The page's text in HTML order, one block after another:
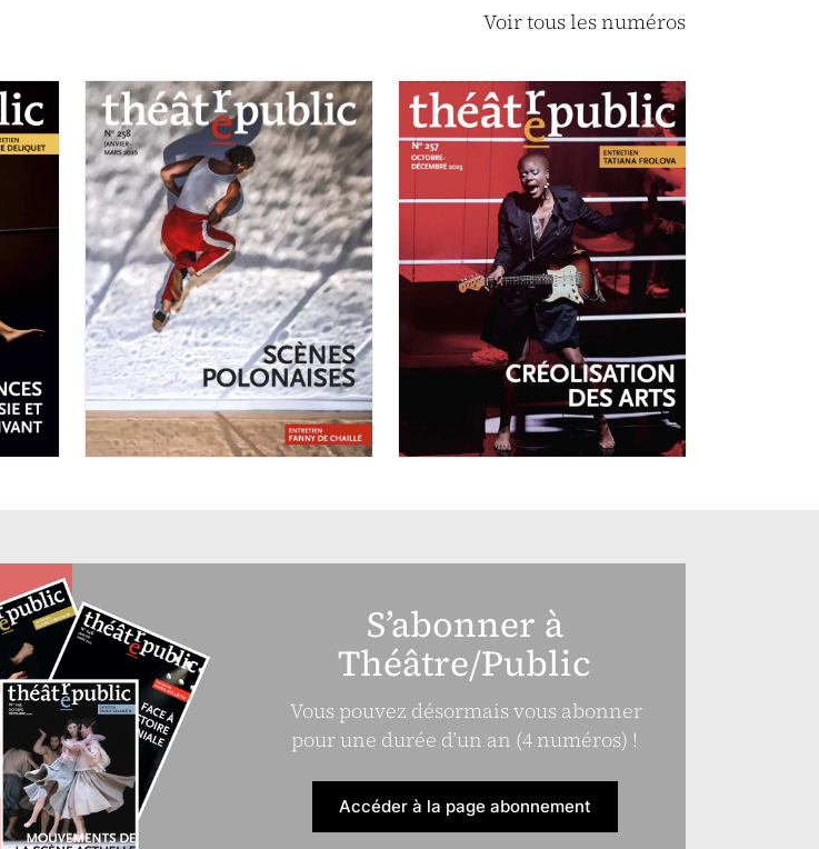
Voir tous les numéros
JANVIER-MARS 2026
N°258
Scènes
polonaises
OCTOBRE-DÉCEMBRE 2025
N°257
Créolisation des
S’abonner à
Théâtre/Public
Vous pouvez désormais vous abonner
pour une durée d’un an (4 numéros) !
Accéder à la page abonnement